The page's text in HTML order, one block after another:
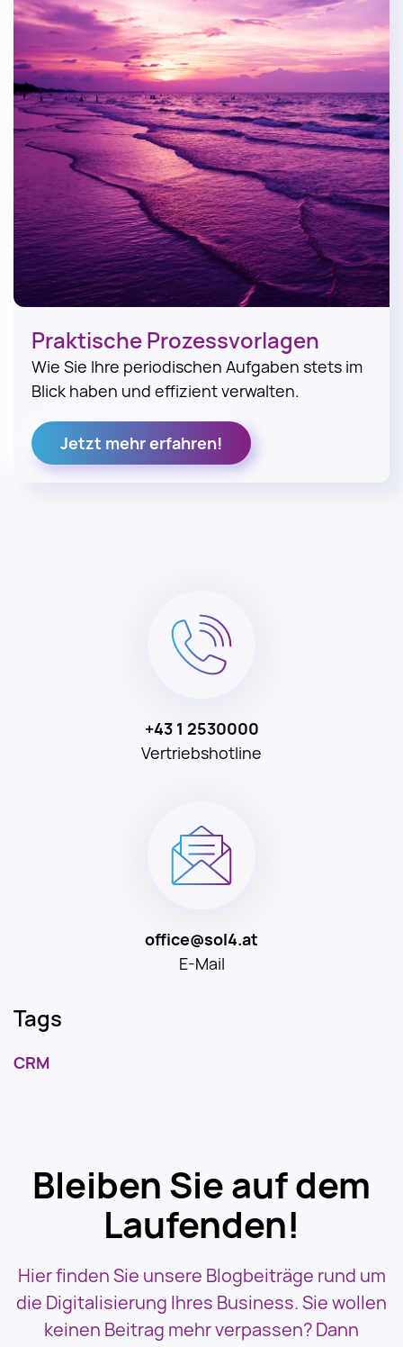
+43 1 2530000
Vertriebshotline
office@sol4.at
E-Mail
Praktische Prozessvorlagen
Wie Sie Ihre periodischen Aufgaben stets im
Blick haben und effizient verwalten.
Jetzt mehr erfahren!
Tags
CRM
Bleiben Sie auf dem
Laufenden!
Hier finden Sie unsere Blogbeiträge rund um
die Digitalisierung Ihres Business. Sie wollen
keinen Beitrag mehr verpassen? Dann